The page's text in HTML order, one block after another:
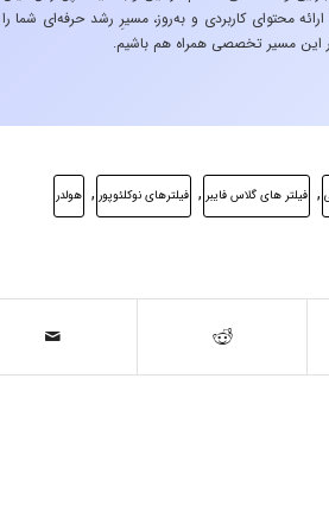
محتوای کاربردی و به‌روز، مسیرِ رشد حرفه‌ای شما را
این مسیر تخصصی همراه هم باشیم.
, فیلتر های گلاس فایبر , فیلترهای نوکلئوپور , هولدر